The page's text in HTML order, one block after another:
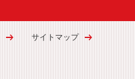
サイトマップ